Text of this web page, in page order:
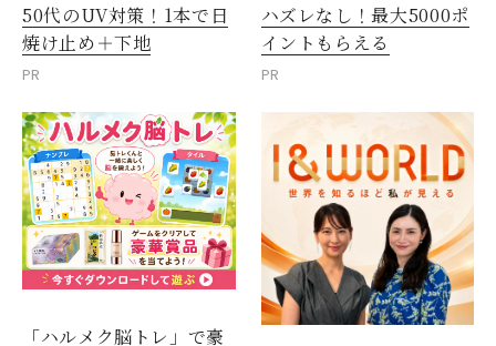
50代のUV対策！1本で日
焼け止め＋下地
PR
ハズレなし！最大5000ポ
イントもらえる
PR
「ハルメク脳トレ」で豪